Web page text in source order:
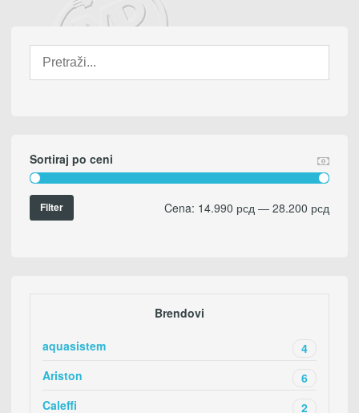
Sortiraj po ceni
Filter Cena: 14.990 рсд —28.200 рсд
Brendovi
aquasistem
4
Ariston
6
Caleffi
2